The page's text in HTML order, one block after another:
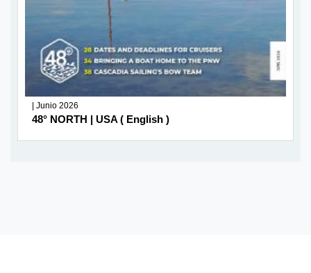
| Junio 2026
48° NORTH | USA ( English )